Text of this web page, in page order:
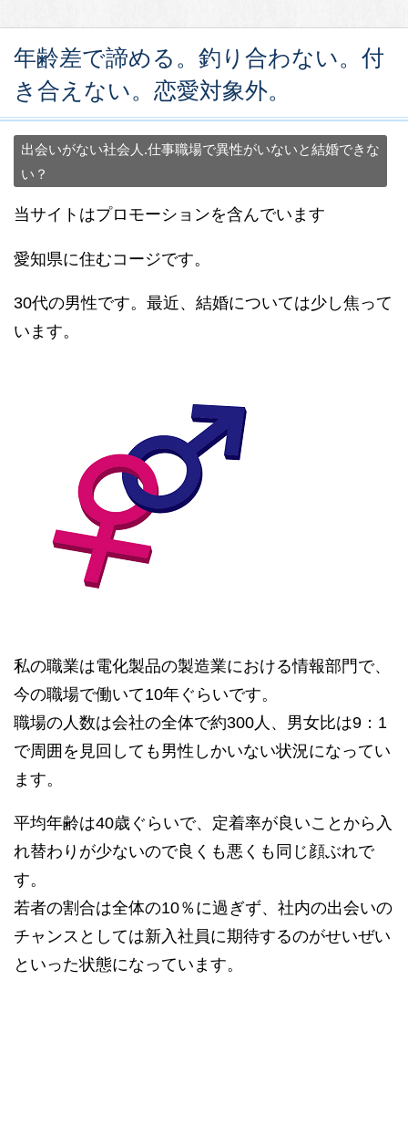
年齢差で諦める。釣り合わない。付
き合えない。恋愛対象外。
出会いがない社会人.仕事職場で異性がいないと結婚できな
い？
当サイトはプロモーションを含んでいます
愛知県に住むコージです。
30代の男性です。最近、結婚については少し焦って
います。
私の職業は電化製品の製造業における情報部門で、
今の職場で働いて10年ぐらいです。
職場の人数は会社の全体で約300人、男女比は9：1
で周囲を見回しても男性しかいない状況になってい
ます。
平均年齢は40歳ぐらいで、定着率が良いことから入
れ替わりが少ないので良くも悪くも同じ顔ぶれで
す。
若者の割合は全体の10％に過ぎず、社内の出会いの
チャンスとしては新入社員に期待するのがせいぜい
といった状態になっています。